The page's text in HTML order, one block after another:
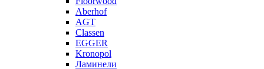
Aberhof
AGT
Classen
EGGER
Kronopol
Ламинели